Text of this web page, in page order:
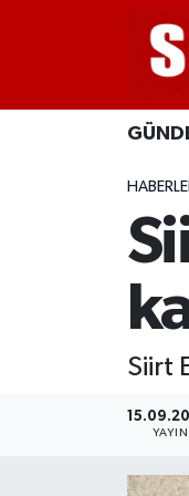
Siirt
SİYASET
EKONOMİ
İLÇELER
KÜLTÜR-
SAĞLIK-
Siirt Nöbetçi
Siirt Hava
Siirt Namaz
Siirt Trafik
Süper Lig
Tüm
Son Dakika
Haber Arşivi